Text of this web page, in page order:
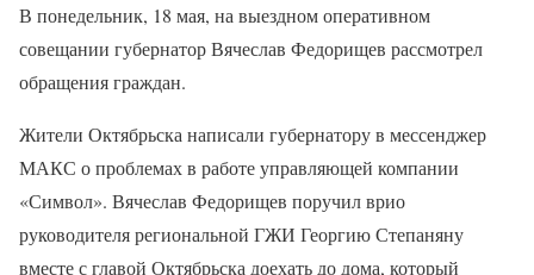
В понедельник, 18 мая, на выездном оперативном
совещании губернатор Вячеслав Федорищев рассмотрел
обращения граждан.
Жители Октябрьска написали губернатору в мессенджер
МАКС о проблемах в работе управляющей компании
«Символ». Вячеслав Федорищев поручил врио
руководителя региональной ГЖИ Георгию Степаняну
вместе с главой Октябрьска доехать до дома, который